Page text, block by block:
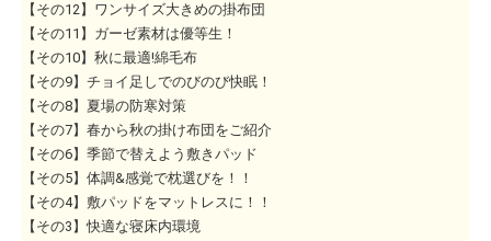
【その12】ワンサイズ大きめの掛布団
【その11】ガーゼ素材は優等生！
【その10】秋に最適!綿毛布
【その9】チョイ足しでのびのび快眠！
【その8】夏場の防寒対策
【その7】春から秋の掛け布団をご紹介
【その6】季節で替えよう敷きパッド
【その5】体調&感覚で枕選びを！！
【その4】敷パッドをマットレスに！！
【その3】快適な寝床内環境